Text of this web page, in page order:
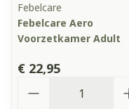
Febelcare
Febelcare Aero
Voorzetkamer Adult
€ 22,95